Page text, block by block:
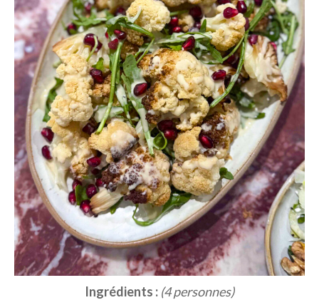
Ingrédients : (4 personnes)